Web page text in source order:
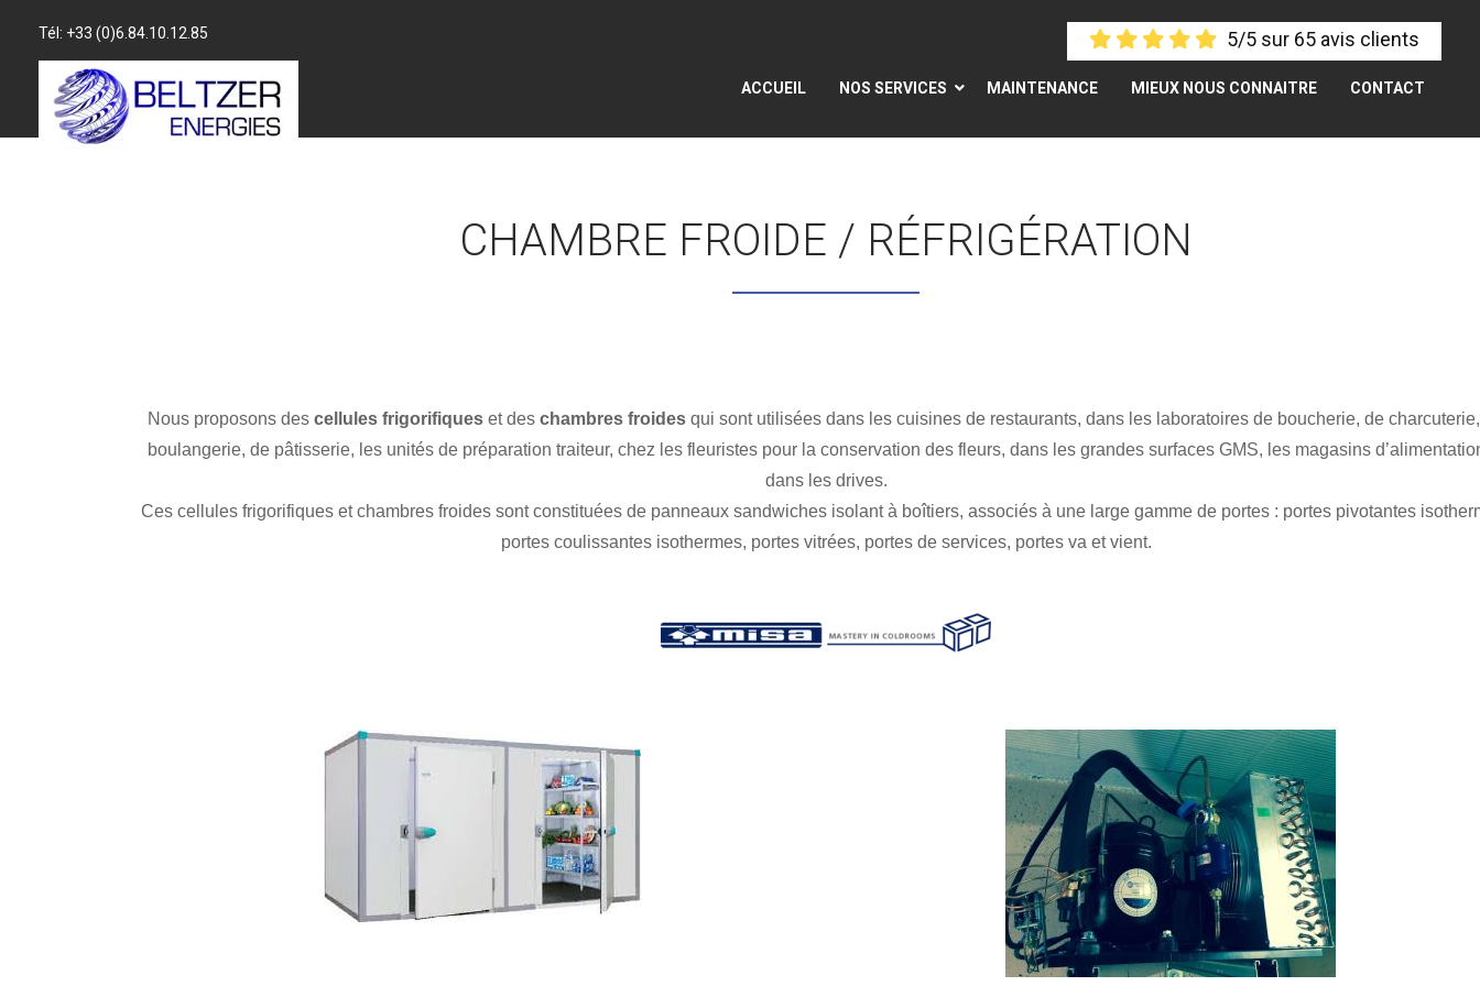
Tél: +33 (0)6.84.10.12.85 5/5 sur 65 avis clients
ACCUEIL NOS SERVICES MAINTENANCE MIEUX NOUS CONNAITRE CONTACT
CHAMBRE FROIDE / RÉFRIGÉRATION
Nous proposons des cellules frigorifiques et des chambres froides qui sont utilisées dans les cuisines de restaurants, dans les laboratoires de boucherie, de
boulangerie, de pâtisserie, les unités de préparation traiteur, chez les fleuristes pour la conservation des fleurs, dans les grandes surfaces GMS, les magasins
dans les drives.
Ces cellules frigorifiques et chambres froides sont constituées de panneaux sandwiches isolant à boîtiers, associés à une large gamme de portes : portes pivotantes
portes coulissantes isothermes, portes vitrées, portes de services, portes va et vient.